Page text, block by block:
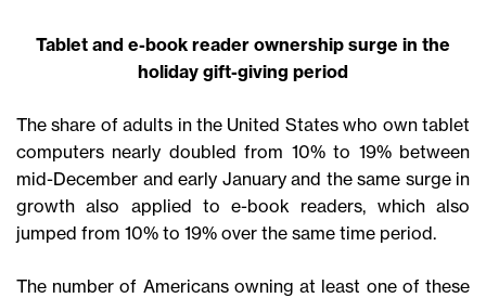
Tablet and e-book reader ownership surge in the
holiday gift-giving period
The share of adults in the United States who own tablet
computers nearly doubled from 10% to 19% between
mid-December and early January and the same surge in
growth also applied to e-book readers, which also
jumped from 10% to 19% over the same time period.
The number of Americans owning at least one of these